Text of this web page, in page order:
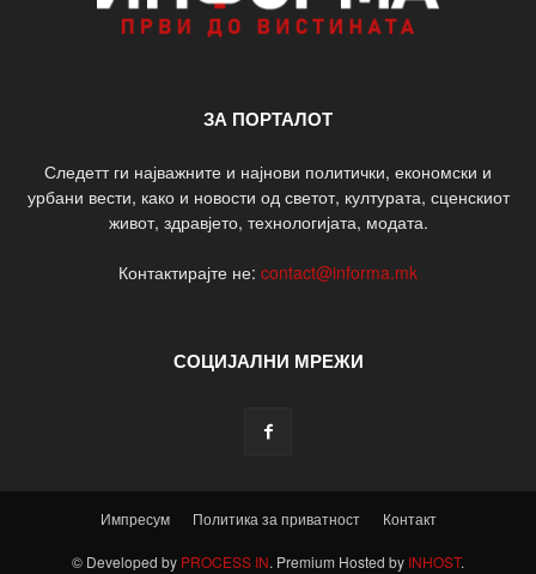
ЗА ПОРТАЛОТ
Следетт ги најважните и најнови политички, економски и
урбани вести, како и новости од светот, културата, сценскиот
живот, здравјето, технологијата, модата.
Контактирајте не: contact@informa.mk
СОЦИЈАЛНИ МРЕЖИ
Импресум Политика за приватност Контакт
© Developed by PROCESS IN. Premium Hosted by INHOST.